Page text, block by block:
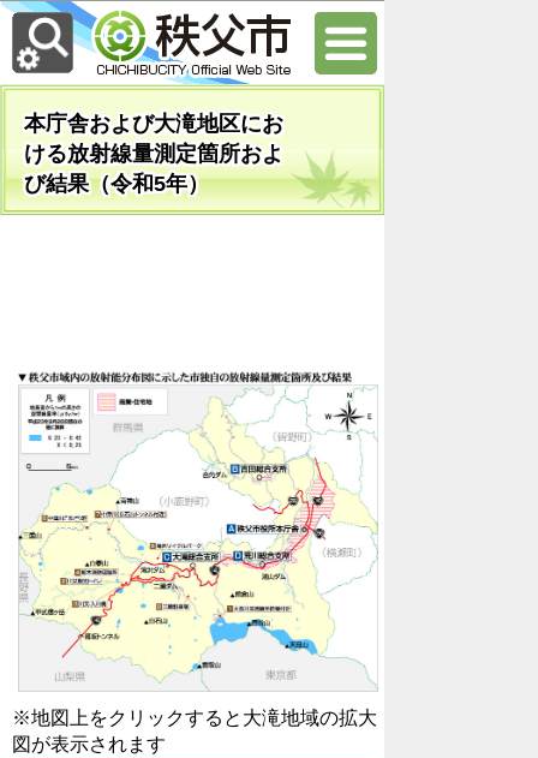
本庁舎および大滝地区にお
ける放射線量測定箇所およ
び結果（令和5年）
※地図上をクリックすると大滝地域の拡大
図が表示されます